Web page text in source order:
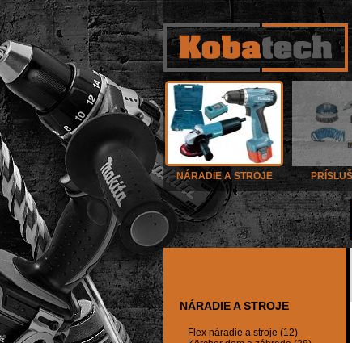
NÁRADIE A STROJE
NÁRADIE A STROJE
Flex náradie a stroje (12)